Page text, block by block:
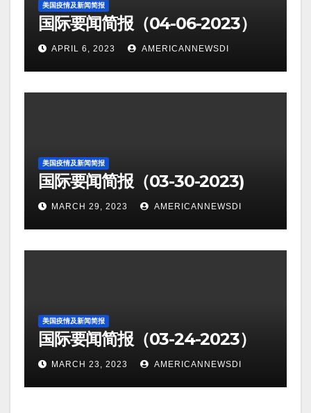
美国疫情及新闻简报
国际要闻简报（04-06-2023）
APRIL 6, 2023 AMERICANNEWSDI
美国疫情及新闻简报
国际要闻简报（03-30-2023)
MARCH 29, 2023 AMERICANNEWSDI
美国疫情及新闻简报
国际要闻简报（03-24-2023）
MARCH 23, 2023 AMERICANNEWSDI